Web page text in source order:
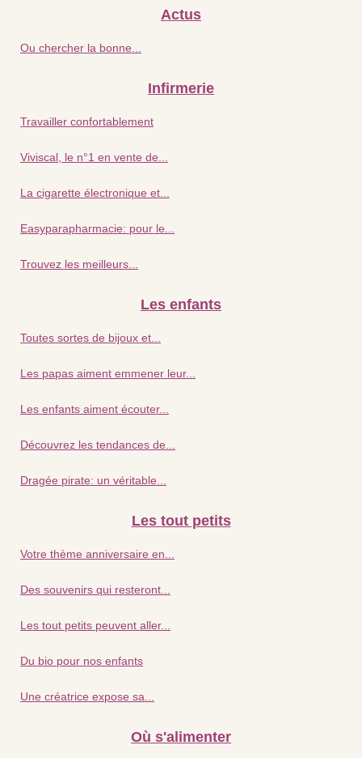
Actus
Ou chercher la bonne...
Infirmerie
Travailler confortablement
Viviscal, le n°1 en vente de...
La cigarette électronique et...
Easyparapharmacie: pour le...
Trouvez les meilleurs...
Les enfants
Toutes sortes de bijoux et...
Les papas aiment emmener leur...
Les enfants aiment écouter...
Découvrez les tendances de...
Dragée pirate: un véritable...
Les tout petits
Votre thème anniversaire en...
Des souvenirs qui resteront...
Les tout petits peuvent aller...
Du bio pour nos enfants
Une créatrice expose sa...
Où s'alimenter